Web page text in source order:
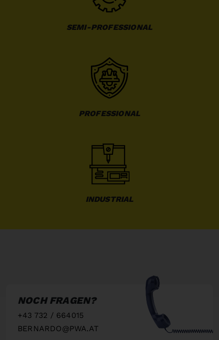
SEMI-PROFESSIONAL
PROFESSIONAL
INDUSTRIAL
NOCH FRAGEN?
+43 732 / 664015
BERNARDO@PWA.AT